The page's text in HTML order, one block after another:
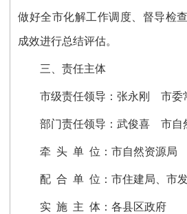
做好全市化解工作调度、督导检
成效进行总结评估。
三、责任主体
市级责任领导：张永刚 市委
部门责任领导：武俊喜 市自
牵 头 单 位：市自然资源局
配 合 单 位：市住建局、市
实 施 主 体：各县区政府